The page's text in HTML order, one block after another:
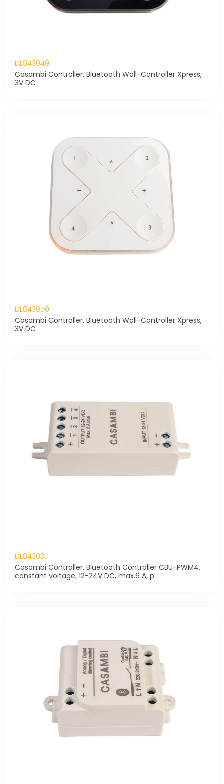
DL843049
Casambi Controller, Bluetooth Wall-Controller Xpress,
3V DC
DL843050
Casambi Controller, Bluetooth Wall-Controller Xpress,
3V DC
DL843037
Casambi Controller, Bluetooth Controller CBU-PWM4,
constant voltage, 12-24V DC, max.6 A, p